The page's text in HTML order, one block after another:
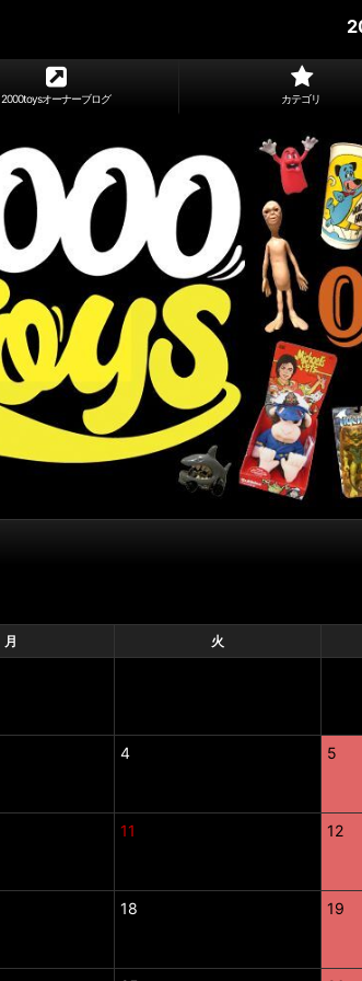
2000toysオーナーブログ カテゴリ
月 火
4 5
11 12
18 19